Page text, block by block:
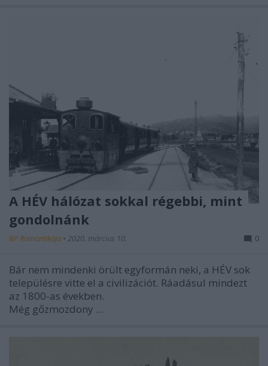
A HÉV hálózat sokkal régebbi, mint
gondolnánk
BP Romantikája • 2020. március 10. 0
Bár nem mindenki örült egyformán neki, a HÉV sok
településre vitte el a civilizációt. Ráadásul mindezt
az 1800-as években.
Még gőzmozdony ...